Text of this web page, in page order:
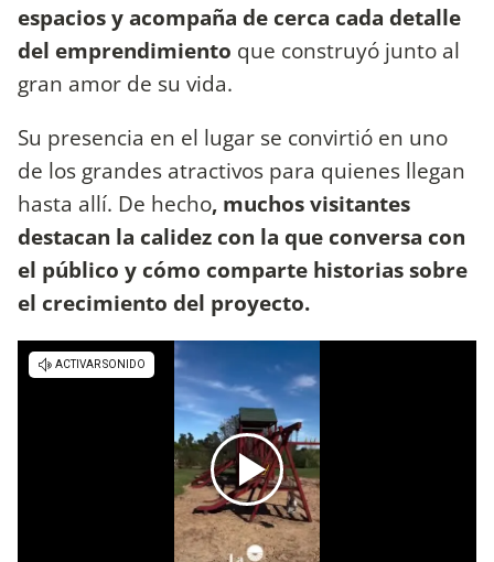
espacios y acompaña de cerca cada detalle
del emprendimiento que construyó junto al
gran amor de su vida.
Su presencia en el lugar se convirtió en uno
de los grandes atractivos para quienes llegan
hasta allí. De hecho, muchos visitantes
destacan la calidez con la que conversa con
el público y cómo comparte historias sobre
el crecimiento del proyecto.